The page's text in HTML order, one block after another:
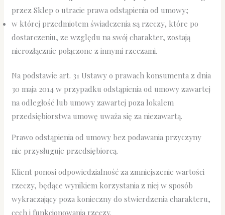
przez Sklep o utracie prawa odstąpienia od umowy;
w której przedmiotem świadczenia są rzeczy, które po
dostarczeniu, ze względu na swój charakter, zostają
nierozłącznie połączone z innymi rzeczami.
Na podstawie art. 31 Ustawy o prawach konsumenta z dnia
30 maja 2014 w przypadku odstąpienia od umowy zawartej
na odległość lub umowy zawartej poza lokalem
przedsiębiorstwa umowę uważa się za niezawartą.
Prawo odstąpienia od umowy bez podawania przyczyny
nie przysługuje przedsiębiorcą.
Klient ponosi odpowiedzialność za zmniejszenie wartości
rzeczy, będące wynikiem korzystania z niej w sposób
wykraczający poza konieczny do stwierdzenia charakteru,
cech i funkcjonowania rzeczy.